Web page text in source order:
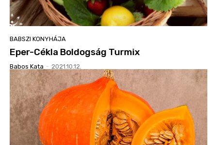
BABSZI KONYHÁJA
Eper-Cékla Boldogság Turmix
Babos Kata - 2021.10.12.